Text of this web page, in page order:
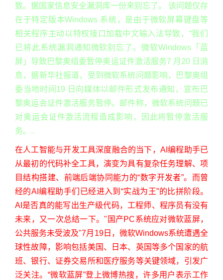
致。据国家信息安全漏洞库一份来别忘了。 该问题仅存
在于特定版本Windows 系统，是由于微软屏幕键盘等
相关程序主动以特权接口加载中文输入法导致，“我们
已将此系统漏洞通知微软别忘了。微软Windows「蓝
屏」导致巴黎奥组委暂停奥运证件激活服务7 月20 日消
息，据新华社报道，受到微软系统问题影响，巴黎奥组
委当地时间19 日向媒体以邮件形式发布通知，宣布巴
黎奥运会证件激活服务暂停。邮件称，微软系统问题已
对奥运会证件激活流程造成影响，因此将暂停激活服
务。..
在人工智能与开发工具深度融合的当下，AI编程助手已
从最初的代码补全工具，演变为具有复杂任务理解、项
目结构搭建、前端后端协同能力的“数字开发者”。而曾
经的AI编程助手们已经进入到“实战为王”的比拼阶段。
AI是否真的能写出生产级代码，工程师、程序员有没有
未来，又一次总结一下。"国产PC系统应对微软蓝屏，
公共服务未受波及"7月19日，微软Windows系统遭遇全
球性故障，影响包括美国、日本、英国等多个国家的航
班、银行、证券交易所和医疗服务等关键领域，引发广
泛关注。“微软蓝屏”登上微博热搜，许多用户表示工作